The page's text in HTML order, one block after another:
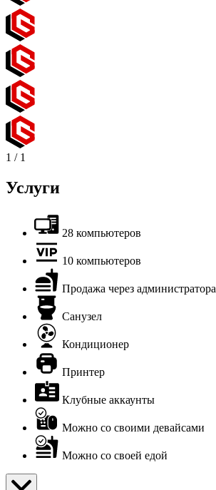
1 / 1
Услуги
28 компьютеров
10 компьютеров
Продажа через администратора
Санузел
Кондиционер
Принтер
Клубные аккаунты
Можно со своими девайсами
Можно со своей едой